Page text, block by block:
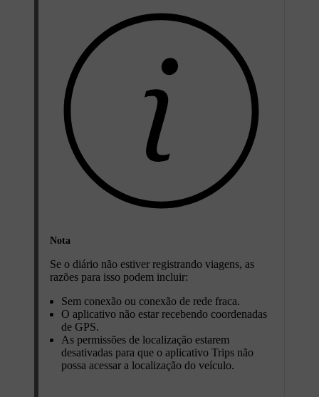
Nota
Se o diário não estiver registrando viagens, as
razões para isso podem incluir:
Sem conexão ou conexão de rede fraca.
O aplicativo não estar recebendo coordenadas
de GPS.
As permissões de localização estarem
desativadas para que o aplicativo Trips não
possa acessar a localização do veículo.